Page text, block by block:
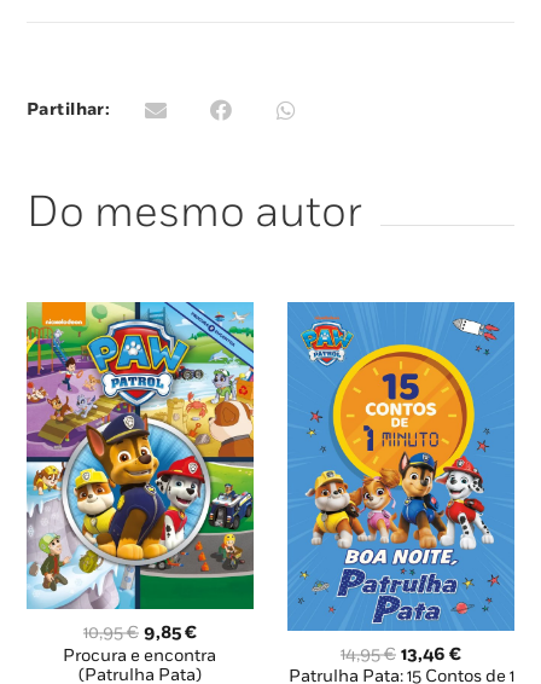
Partilhar:
Do mesmo autor
10,95€ O
preço
original
9,85€O
preço
atual
Procura e encontra
(Patrulha Pata)
14,95€ O
preço
13,46€O
preço
Patrulha Pata: 15 Contos de 1